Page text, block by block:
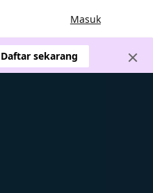
Masuk
Daftar sekarang